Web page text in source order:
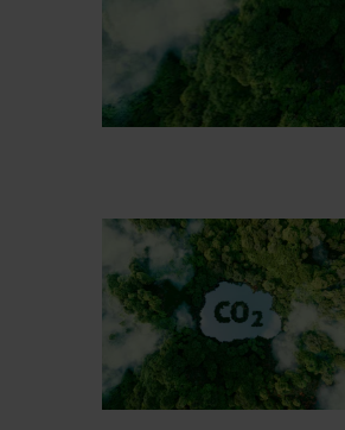
uppfylls
per år